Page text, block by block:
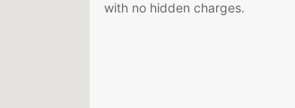
with no hidden charges.